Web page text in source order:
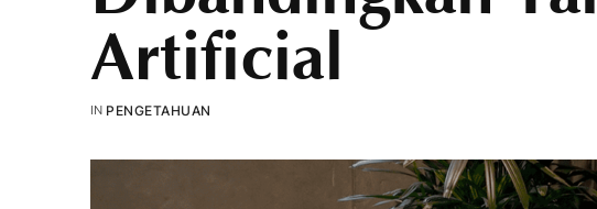
Artificial
IN PENGETAHUAN